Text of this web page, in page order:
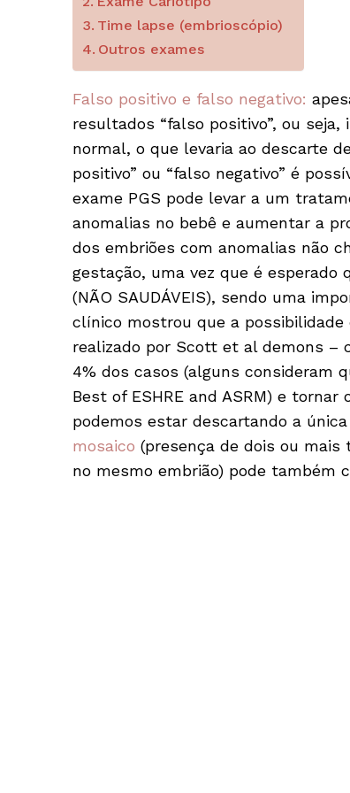
Time lapse (embrioscópio)
Outros exames
Falso positivo e falso negativo:
resultados “falso positivo”, ou
normal, o que levaria ao descarte
positivo” ou “falso negativo” é
exame PGS pode levar a um
anomalias no bebê e aumentar a
dos embriões com anomalias não
gestação, uma vez que é esperado
(NÃO SAUDÁVEIS), sendo uma
clínico mostrou que a possibilidade
realizado por Scott et al demons –
4% dos casos (alguns consideram
Best of ESHRE and ASRM) e
podemos estar descartando a
mosaico (presença de dois ou
no mesmo embrião) pode também